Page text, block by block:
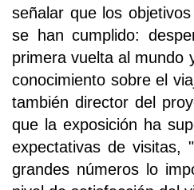
señalar que los
se han cumplido:
primera vuelta al mundo
conocimiento sobre el
también director del
que la exposición ha
expectativas de visitas,
grandes números lo